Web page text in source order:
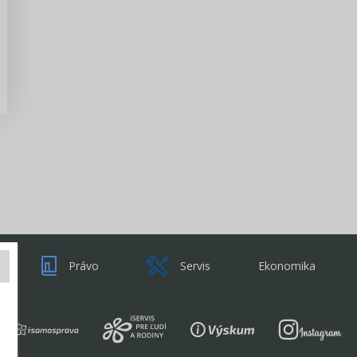
Právo Servis Ekonomika